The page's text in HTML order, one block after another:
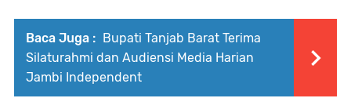
Baca Juga : Bupati Tanjab Barat Terima
Silaturahmi dan Audiensi Media Harian
Jambi Independent